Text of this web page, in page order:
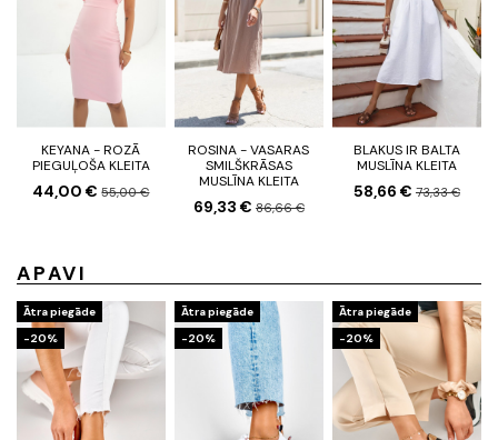
KEYANA - ROZĀ
PIEGUĻOŠA KLEITA
44,00 €55,00 €
ROSINA - VASARAS
SMILŠKRĀSAS
MUSLĪNA KLEITA
69,33 € 86,66 €
BLAKUS IR BALTA
MUSLĪNA KLEITA
58,66 € 73,33 €
APAVI
Ātra piegāde
-20%
Ātra piegāde
-20%
Ātra piegāde
-20%